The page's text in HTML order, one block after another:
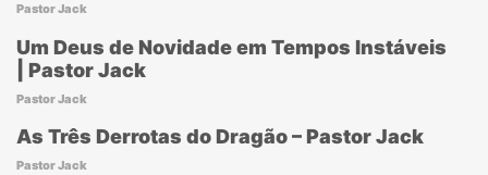
Pastor Jack
Um Deus de Novidade em Tempos Instáveis
| Pastor Jack
Pastor Jack
As Três Derrotas do Dragão – Pastor Jack
Pastor Jack